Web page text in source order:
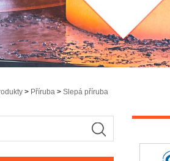
> Příruba > Slepá příruba